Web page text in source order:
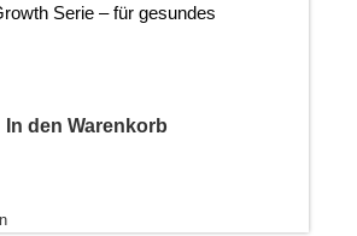
Serie – für gesundes
In den Warenkorb